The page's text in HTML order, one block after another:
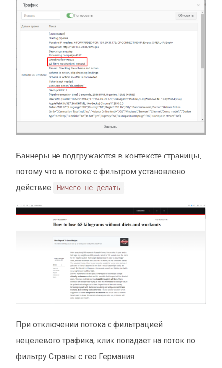
Баннеры не подгружаются в контексте страницы,
потому что в потоке с фильтром установлено
действие
Ничего не делать :
При отключении потока с фильтрацией
нецелевого трафика, клик попадает на поток по
фильтру Страны с гео Германия: